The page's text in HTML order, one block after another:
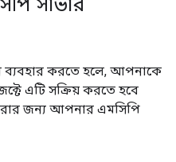
সার্ভার
ব্যবহার করতে হলে, আপনাকে
এটি সক্রিয় করতে হবে
জন্য আপনার এমসিপি